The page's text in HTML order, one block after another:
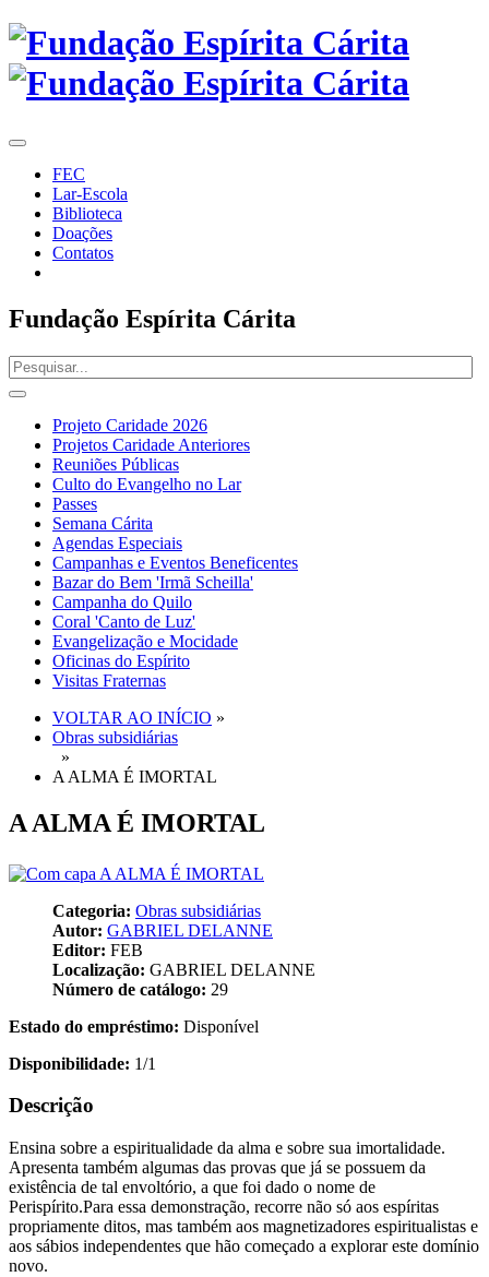
FEC
Lar-Escola
Biblioteca
Doações
Contatos
Fundação Espírita Cárita
Projeto Caridade 2026
Projetos Caridade Anteriores
Reuniões Públicas
Culto do Evangelho no Lar
Passes
Semana Cárita
Agendas Especiais
Campanhas e Eventos Beneficentes
Bazar do Bem 'Irmã Scheilla'
Campanha do Quilo
Coral 'Canto de Luz'
Evangelização e Mocidade
Oficinas do Espírito
Visitas Fraternas
VOLTAR AO INÍCIO »
Obras subsidiárias
»
A ALMA É IMORTAL
A ALMA É IMORTAL
Categoria: Obras subsidiárias
Autor: GABRIEL DELANNE
Editor: FEB
Localização: GABRIEL DELANNE
Número de catálogo: 29
Estado do empréstimo: Disponível
Disponibilidade: 1/1
Descrição
Ensina sobre a espiritualidade da alma e sobre sua imortalidade.
Apresenta também algumas das provas que já se possuem da
existência de tal envoltório, a que foi dado o nome de
Perispírito.Para essa demonstração, recorre não só aos espíritas
propriamente ditos, mas também aos magnetizadores espiritualistas e
aos sábios independentes que hão começado a explorar este domínio
novo.